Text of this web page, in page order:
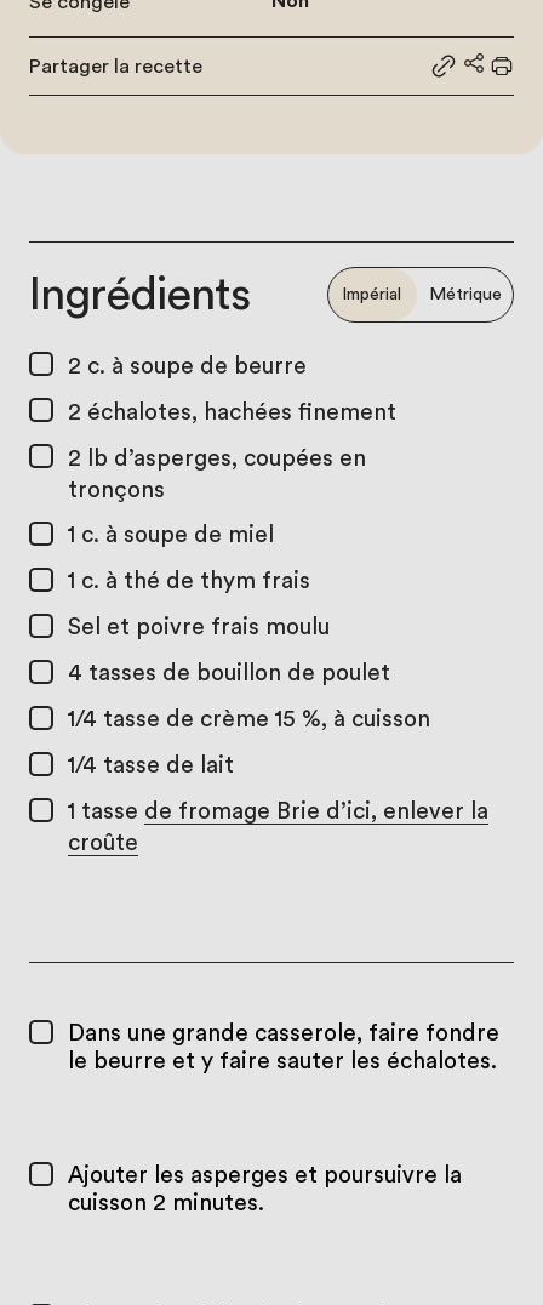
Partager la recette
Partager
Ingrédients Impérial Métrique
2 c. à soupe de beurre
2 échalotes, hachées finement
2 lb d’asperges, coupées en
tronçons
1 c. à soupe de miel
1 c. à thé de thym frais
Sel et poivre frais moulu
4 tasses de bouillon de poulet
1/4 tasse de crème 15 %, à cuisson
1/4 tasse de lait
1 tasse de fromage Brie d’ici, enlever la
croûte
Dans une grande casserole, faire fondre
le beurre et y faire sauter les échalotes.
Ajouter les asperges et poursuivre la
cuisson 2 minutes.